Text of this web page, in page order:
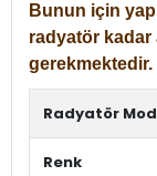
Bunun için
radyatör kadar
gerekmektedir.
Radyatör
Renk